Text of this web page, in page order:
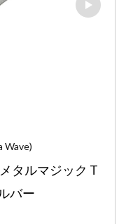
Wave)
タルマジック T
バー